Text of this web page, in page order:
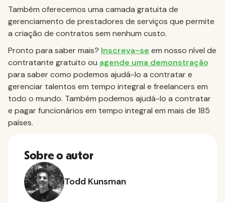
Também oferecemos uma camada gratuita de
gerenciamento de prestadores de serviços que permite
a criação de contratos sem nenhum custo.
Pronto para saber mais? Inscreva-se em nosso nível de
contratante gratuito ou agende uma demonstração
para saber como podemos ajudá-lo a contratar e
gerenciar talentos em tempo integral e freelancers em
todo o mundo. Também podemos ajudá-lo a contratar
e pagar funcionários em tempo integral em mais de 185
países.
Sobre o autor
Todd Kunsman